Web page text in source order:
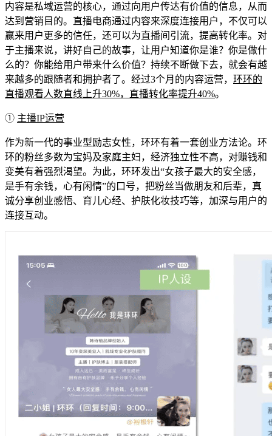
内容是私域运营的核心，通过向用户传达有价值的信息，从而
达到营销目的。直播电商通过内容来深度连接用户，不仅可以
赢来用户更多的信任，还可以为直播间引流，提高转化率。对
于主播来说，讲好自己的故事，让用户知道你是谁？你是做什
么的？你能给用户带来什么价值？持续不断做下去，就会有越
来越多的跟随者和拥护者了。经过3个月的内容运营， 环环的
直播观看人数直线上升30%，直播转化率提升40%。
① 主播IP运营
作为新一代的事业型励志女性，环环有着一套创业方法论。环
环的粉丝多数为宝妈及家庭主妇，经济独立性不高，对赚钱和
变美有着强烈渴望。为此，环环发出“女孩子最大的安全感，
是手有余钱，心有闲情”的口号，把粉丝当做朋友和后辈，真
诚分享创业感悟、育儿心经、护肤化妆技巧等，加深与用户的
连接互动。